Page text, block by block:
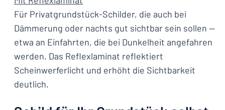
Für Privatgrundstück-Schilder, die auch bei
Dämmerung oder nachts gut sichtbar sein sollen —
etwa an Einfahrten, die bei Dunkelheit angefahren
werden. Das Reflexlaminat reflektiert
Scheinwerferlicht und erhöht die Sichtbarkeit
deutlich.